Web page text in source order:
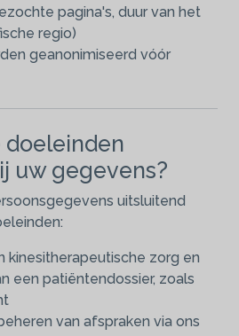
pagina's, duur van het
regio)
geanonimiseerd vóór
doeleinden
uw gegevens?
uitsluitend
kinesitherapeutische zorg en
een patiëntendossier, zoals
van afspraken via ons